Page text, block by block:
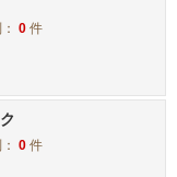
：0 件
：0 件